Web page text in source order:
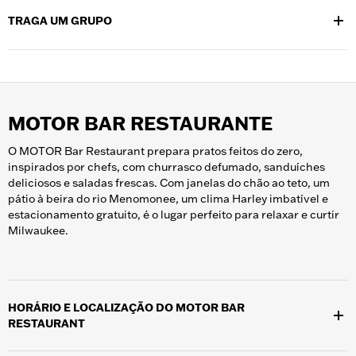
mistura ar/combustível história –
guiadascom antecedência para garantir seu lugar.
TRAGA UM GRUPO
Se você estiver trazendo um grupo de 10 ou mais pessoas para o
seu grupo. Ligue para +1 (414) 287-2799 ou envie um e-mail para
MOTOR BAR RESTAURANTE
O MOTOR Bar Restaurant prepara pratos feitos do zero,
inspirados por chefs, com churrasco defumado, sanduíches
deliciosos e saladas frescas. Com janelas do chão ao teto, um
pátio à beira do rio Menomonee, um clima Harley imbatível e
estacionamento gratuito, é o lugar perfeito para relaxar e curtir
Milwaukee.
HORÁRIO E LOCALIZAÇÃO DO MOTOR BAR
RESTAURANT
Localizado no campus do Museu H-D, em 401 W. Canal St.,